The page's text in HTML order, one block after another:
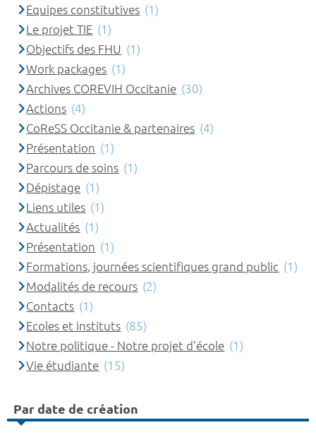
Equipes constitutives (1)
Le projet TIE (1)
Objectifs des FHU (1)
Work packages (1)
Archives COREVIH Occitanie (30)
Actions (4)
CoReSS Occitanie & partenaires (4)
Présentation (1)
Parcours de soins (1)
Dépistage (1)
Liens utiles (1)
Actualités (1)
Présentation (1)
Formations, journées scientifiques grand public (1)
Modalités de recours (2)
Contacts (1)
Ecoles et instituts (85)
Notre politique - Notre projet d'école (1)
Vie étudiante (15)
Par date de création